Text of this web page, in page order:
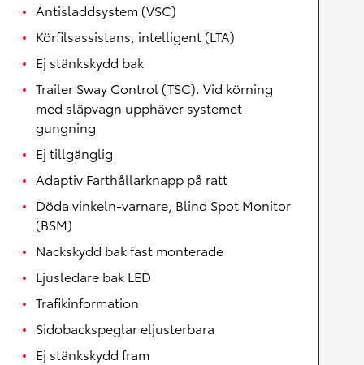
Antisladdsystem (VSC)
Körfilsassistans, intelligent (LTA)
Ej stänkskydd bak
Trailer Sway Control (TSC). Vid körning
med släpvagn upphäver systemet
gungning
Ej tillgänglig
Adaptiv Farthållarknapp på ratt
Döda vinkeln-varnare, Blind Spot Monitor
(BSM)
Nackskydd bak fast monterade
Ljusledare bak LED
Trafikinformation
Sidobackspeglar eljusterbara
Ej stänkskydd fram